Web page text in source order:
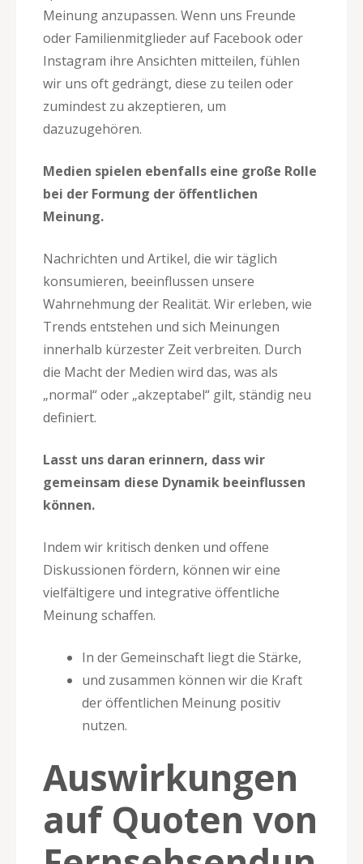
Meinung anzupassen. Wenn uns Freunde
oder Familienmitglieder auf Facebook oder
Instagram ihre Ansichten mitteilen, fühlen
wir uns oft gedrängt, diese zu teilen oder
zumindest zu akzeptieren, um
dazuzugehören.
Medien spielen ebenfalls eine große Rolle
bei der Formung der öffentlichen
Meinung.
Nachrichten und Artikel, die wir täglich
konsumieren, beeinflussen unsere
Wahrnehmung der Realität. Wir erleben, wie
Trends entstehen und sich Meinungen
innerhalb kürzester Zeit verbreiten. Durch
die Macht der Medien wird das, was als
„normal“ oder „akzeptabel“ gilt, ständig neu
definiert.
Lasst uns daran erinnern, dass wir
gemeinsam diese Dynamik beeinflussen
können.
Indem wir kritisch denken und offene
Diskussionen fördern, können wir eine
vielfältigere und integrative öffentliche
Meinung schaffen.
In der Gemeinschaft liegt die Stärke,
und zusammen können wir die Kraft
der öffentlichen Meinung positiv
nutzen.
Auswirkungen
auf Quoten von